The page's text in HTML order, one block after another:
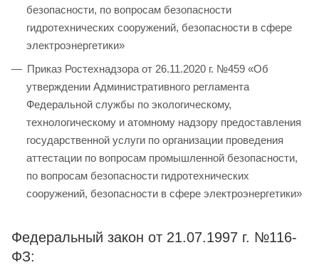
безопасности, по вопросам безопасности
гидротехнических сооружений, безопасности в сфере
электроэнергетики»
Приказ Ростехнадзора от 26.11.2020 г. №459 «Об
утверждении Административного регламента
Федеральной службы по экологическому,
технологическому и атомному надзору предоставления
государственной услуги по организации проведения
аттестации по вопросам промышленной безопасности,
по вопросам безопасности гидротехнических
сооружений, безопасности в сфере электроэнергетики»
Федеральный закон от 21.07.1997 г. №116-
ФЗ: